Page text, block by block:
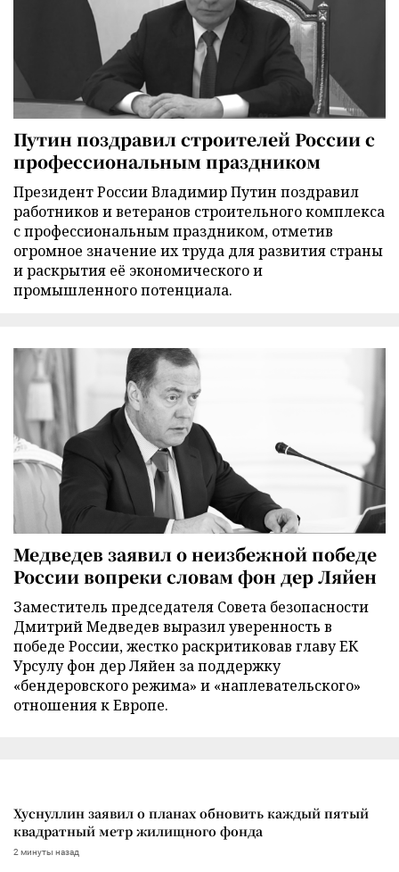
Путин поздравил строителей России с
профессиональным праздником
Президент России Владимир Путин поздравил
работников и ветеранов строительного комплекса
с профессиональным праздником, отметив
огромное значение их труда для развития страны
и раскрытия её экономического и
промышленного потенциала.
Медведев заявил о неизбежной победе
России вопреки словам фон дер Ляйен
Заместитель председателя Совета безопасности
Дмитрий Медведев выразил уверенность в
победе России, жестко раскритиковав главу ЕК
Урсулу фон дер Ляйен за поддержку
«бендеровского режима» и «наплевательского»
отношения к Европе.
Хуснуллин заявил о планах обновить каждый пятый
квадратный метр жилищного фонда
2 минуты назад